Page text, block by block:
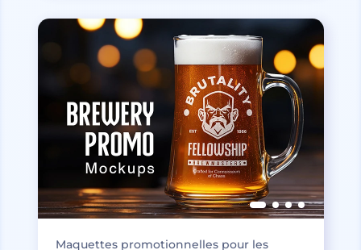
Maquettes promotionnelles pour les